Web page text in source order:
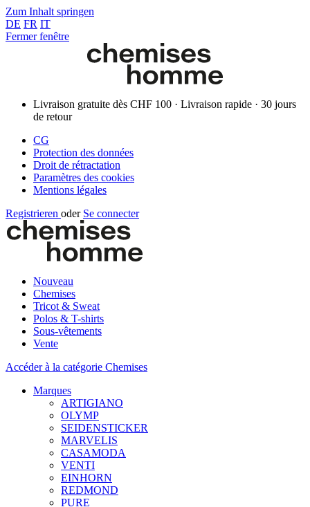
Zum Inhalt springen
DE FR IT
Fermer fenêtre
Livraison gratuite dès CHF 100 · Livraison rapide · 30 jours
de retour
CG
Protection des données
Droit de rétractation
Paramètres des cookies
Mentions légales
Registrieren oder Se connecter
Nouveau
Chemises
Tricot & Sweat
Polos & T-shirts
Sous-vêtements
Vente
Accéder à la catégorie Chemises
Marques
ARTIGIANO
OLYMP
SEIDENSTICKER
MARVELIS
CASAMODA
VENTI
EINHORN
REDMOND
PURE